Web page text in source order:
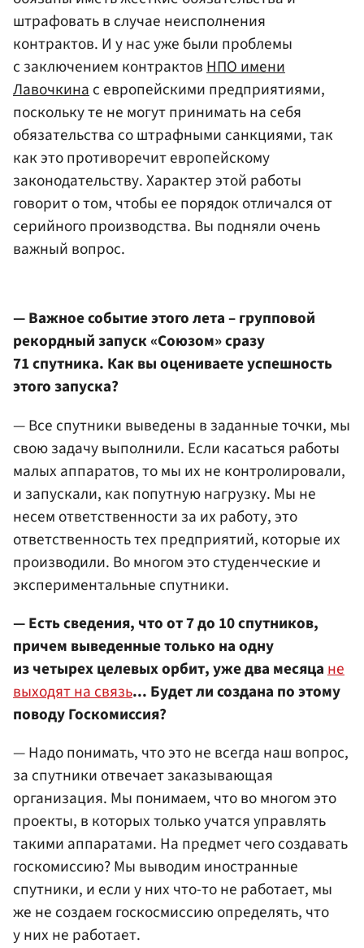
штрафовать в случае неисполнения
контрактов. И у нас уже были проблемы
с заключением контрактовНПО имени
Лавочкинас европейскими предприятиями,
поскольку те не могут принимать на себя
обязательства со штрафными санкциями, так
как это противоречит европейскому
законодательству. Характер этой работы
говорит о том, чтобы ее порядок отличался от
серийного производства. Вы подняли очень
важный вопрос.
— Важное событие этого лета – групповой
рекордный запуск «Союзом» сразу
71 спутника. Как вы оцениваете успешность
этого запуска?
— Все спутники выведены в заданные точки, мы
свою задачу выполнили. Если касаться работы
малых аппаратов, то мы их не контролировали,
и запускали, как попутную нагрузку. Мы не
несем ответственности за их работу, это
ответственность тех предприятий, которые их
производили. Во многом это студенческие и
экспериментальные спутники.
— Есть сведения, что от 7 до 10 спутников,
причем выведенные только на одну
из четырех целевых орбит, уже два месяцане
выходят на связь... Будет ли создана по этому
поводу Госкомиссия?
— Надо понимать, что это не всегда наш вопрос,
за спутники отвечает заказывающая
организация. Мы понимаем, что во многом это
проекты, в которых только учатся управлять
такими аппаратами. На предмет чего создавать
госкомиссию? Мы выводим иностранные
спутники, и если у них что-то не работает, мы
же не создаем госкосмиссию определять, что
у них не работает.